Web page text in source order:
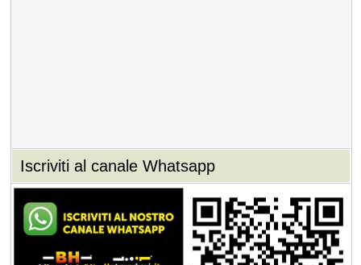
Iscriviti al canale Whatsapp